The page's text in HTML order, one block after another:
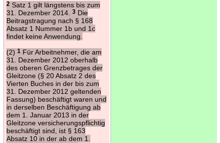
2Satz 1 gilt längstens bis zum
31. Dezember 2014.
3Die
Beitragstragung nach § 168
Absatz 1 Nummer 1b und 1c
findet keine Anwendung.
(2) 1Für Arbeitnehmer, die am
31. Dezember 2012 oberhalb
des oberen Grenzbetrages der
Gleitzone (§ 20 Absatz 2 des
Vierten Buches in der bis zum
31. Dezember 2012 geltenden
Fassung) beschäftigt waren und
in derselben Beschäftigung ab
dem 1. Januar 2013 in der
Gleitzone versicherungspflichtig
beschäftigt sind, ist § 163
Absatz 10 in der ab dem 1.